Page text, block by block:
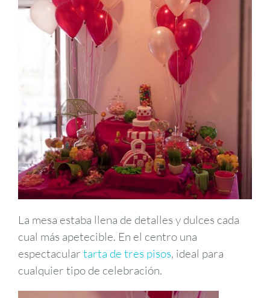
La mesa estaba llena de detalles y dulces cada
cual más apetecible. En el centro una
espectacular tarta de tres pisos, ideal para
cualquier tipo de celebración.